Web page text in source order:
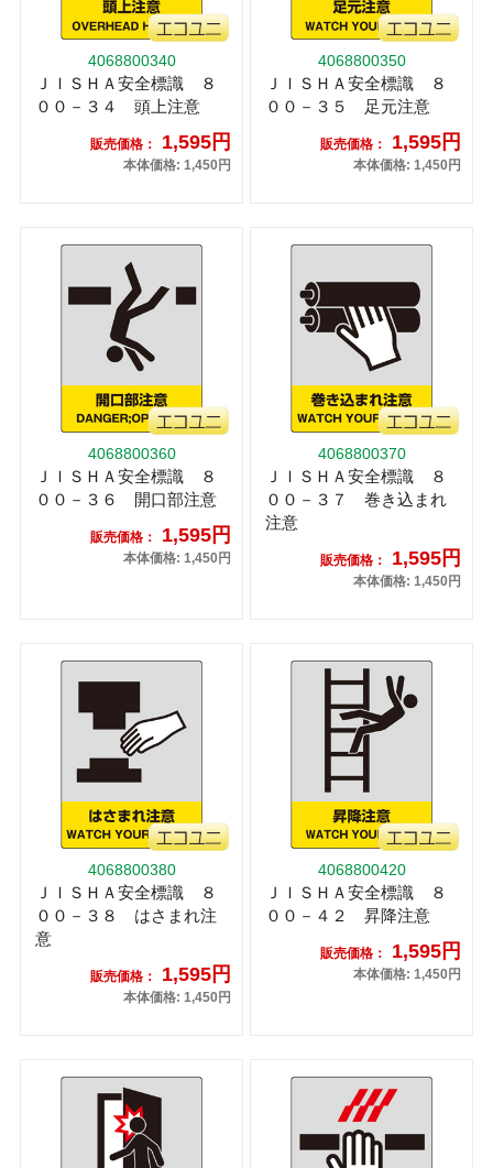
4068800340
ＪＩＳＨＡ安全標識 ８
００－３４ 頭上注意
販売価格： 1,595円
本体価格: 1,450円
4068800350
ＪＩＳＨＡ安全標識 ８
００－３５ 足元注意
販売価格： 1,595円
本体価格: 1,450円
4068800360
ＪＩＳＨＡ安全標識 ８
００－３６ 開口部注意
販売価格： 1,595円
本体価格: 1,450円
4068800370
ＪＩＳＨＡ安全標識 ８
００－３７ 巻き込まれ
注意
販売価格： 1,595円
本体価格: 1,450円
4068800380
ＪＩＳＨＡ安全標識 ８
００－３８ はさまれ注
意
販売価格： 1,595円
本体価格: 1,450円
4068800420
ＪＩＳＨＡ安全標識 ８
００－４２ 昇降注意
販売価格： 1,595円
本体価格: 1,450円